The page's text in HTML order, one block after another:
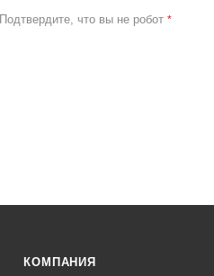
Подтвердите, что вы не робот *
КОМПАНИЯ